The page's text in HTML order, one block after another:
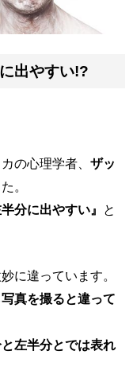
出やすい!?
の心理学者、 ザッ
。
分に出やすい』
と
に違っています。
真を撮ると違って
左半分とでは表れ